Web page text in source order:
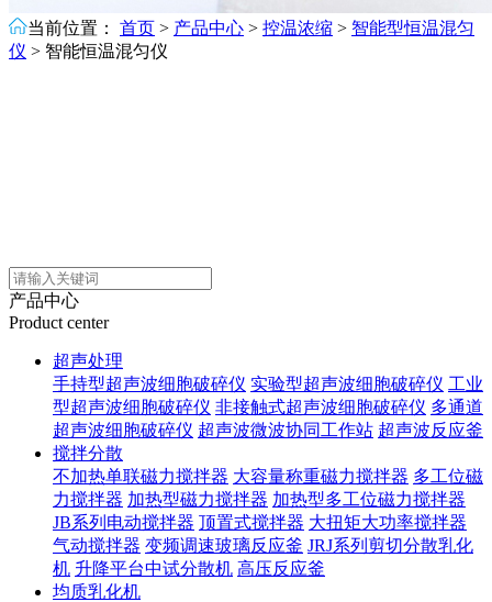
当前位置： 首页 > 产品中心 > 控温浓缩 > 智能型恒温混匀
仪 > 智能恒温混匀仪
产品中心
Product center
超声处理
手持型超声波细胞破碎仪 实验型超声波细胞破碎仪 工业
型超声波细胞破碎仪 非接触式超声波细胞破碎仪 多通道
超声波细胞破碎仪 超声波微波协同工作站 超声波反应釜
搅拌分散
不加热单联磁力搅拌器 大容量称重磁力搅拌器 多工位磁
力搅拌器 加热型磁力搅拌器 加热型多工位磁力搅拌器
JB系列电动搅拌器 顶置式搅拌器 大扭矩大功率搅拌器
气动搅拌器 变频调速玻璃反应釜 JRJ系列剪切分散乳化
机 升降平台中试分散机 高压反应釜
均质乳化机